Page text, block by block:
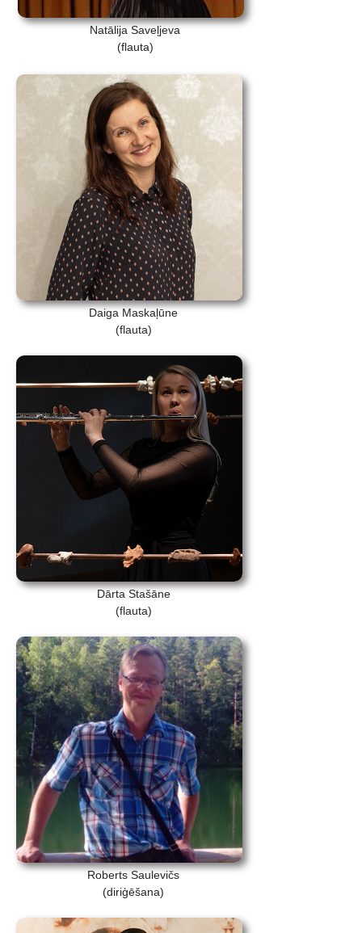
Natālija Saveļjeva
(flauta)
Daiga Maskaļūne
(flauta)
Dārta Stašāne
(flauta)
Roberts Saulevičs
(diriģēšana)